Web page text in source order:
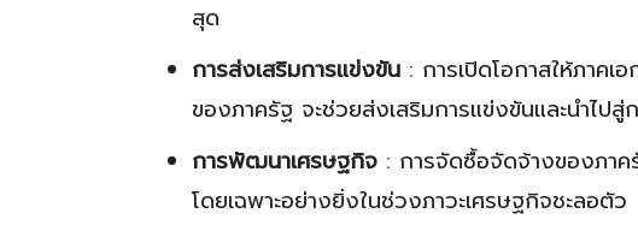
สุด
การส่งเสริมการแข่งขัน : การเปิดโอกาสให้ภาคเ
ของภาครัฐ จะช่วยส่งเสริมการแข่งขันและนำไ
การพัฒนาเศรษฐกิจ : การจัดซื้อจัดจ้างของภาค
โดยเฉพาะอย่างยิ่งในช่วงภาวะเศรษฐกิจชะลอตัว